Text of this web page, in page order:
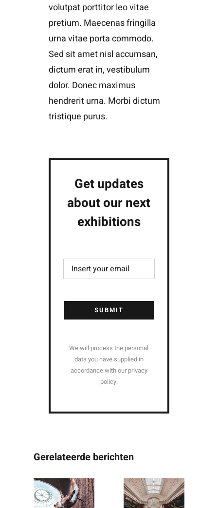
volutpat porttitor leo vitae
pretium. Maecenas fringilla
urna vitae porta commodo.
Sed sit amet nisl accumsan,
dictum erat in, vestibulum
dolor. Donec maximus
hendrerit urna. Morbi dictum
tristique purus.
Get updates
about our next
exhibitions
SUBMIT
We will process the personal
data you have supplied in
accordance with our privacy
policy.
Gerelateerde berichten